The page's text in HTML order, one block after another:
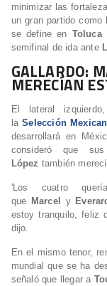
minimizar las
un gran partido
se define en Toluca
semifinal de ida ante
GALLARDO:
MERECÍAN
El lateral izquierdo,
la Selección
desarrollará en
consideró que sus
López también
'Los cuatro
que Marcel y
estoy tranquilo, feliz
dijo.
En el mismo tenor,
mundial que se ha
señaló que llegar a